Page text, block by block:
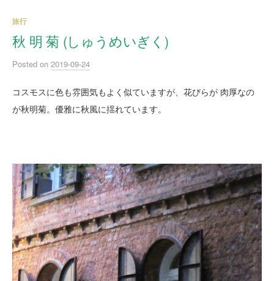
旅行
秋 明 菊 (しゅうめいぎく)
Posted on 2019-09-24
コスモスに色も雰囲気もよく似ていますが、花びらが 肉厚なの
が秋明菊。優雅に秋風に揺れています。